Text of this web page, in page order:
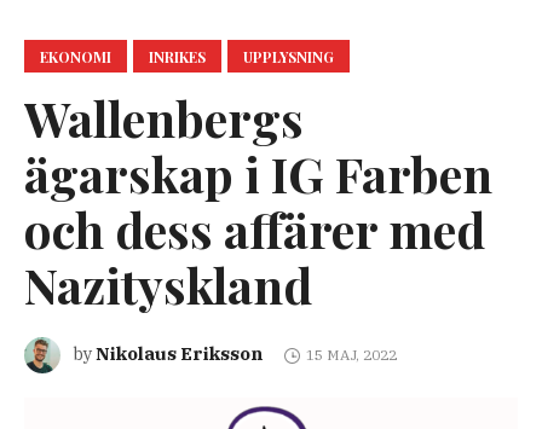
EKONOMI INRIKES UPPLYSNING
Wallenbergs
ägarskap i IG Farben
och dess affärer med
Nazityskland
byNikolaus Eriksson 15 MAJ, 2022